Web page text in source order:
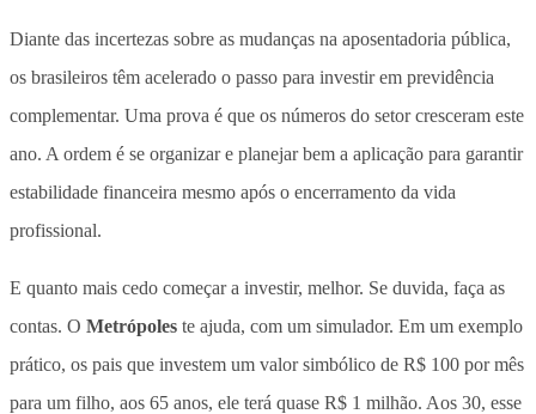
Diante das incertezas sobre as mudanças na aposentadoria pública,
os brasileiros têm acelerado o passo para investir em previdência
complementar. Uma prova é que os números do setor cresceram este
ano. A ordem é se organizar e planejar bem a aplicação para garantir
estabilidade financeira mesmo após o encerramento da vida
profissional.
E quanto mais cedo começar a investir, melhor. Se duvida, faça as
contas. O Metrópoles te ajuda, com um simulador. Em um exemplo
prático, os pais que investem um valor simbólico de R$ 100 por mês
para um filho, aos 65 anos, ele terá quase R$ 1 milhão. Aos 30, esse